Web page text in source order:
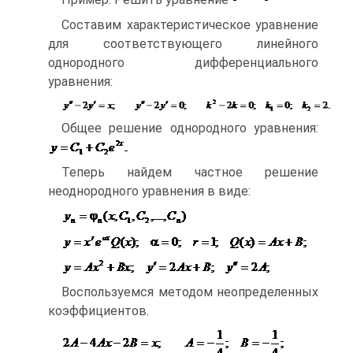
Составим характеристическое уравнение
для соответствующего линейного
однородного дифференциального
уравнения:
Общее решение однородного уравнения:
Теперь найдем частное решение
неоднородного уравнения в виде:
Воспользуемся методом неопределенных
коэффициентов.